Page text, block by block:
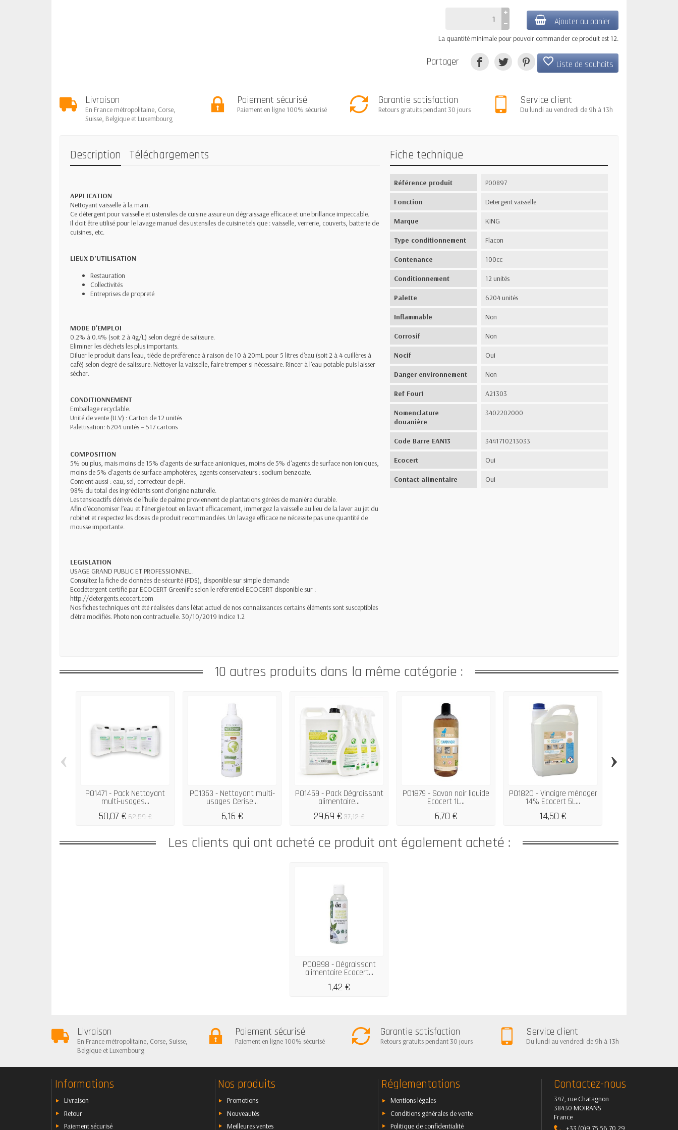
Ajouter au panier
La quantité minimale pour pouvoir commander ce produit est 12.
favorite_border Liste de souhaits
Partager
Livraison
En France métropolitaine, Corse,
Suisse, Belgique et Luxembourg
Paiement sécurisé
Paiement en ligne 100% sécurisé
Garantie satisfaction
Retours gratuits pendant 30 jours
Service client
Du lundi au vendredi de 9h à 13h
Description Téléchargements
APPLICATION
Nettoyant vaisselle à la main.
Ce détergent pour vaisselle et ustensiles de cuisine assure un dégraissage efficace et une brillance impeccable.
Il doit être utilisé pour le lavage manuel des ustensiles de cuisine tels que : vaisselle, verrerie, couverts, batterie de
cuisines, etc.
LIEUX D’UTILISATION
Restauration
Collectivités
Entreprises de propreté
MODE D'EMPLOI
0.2% à 0.4% (soit 2 à 4g/L) selon degré de salissure.
Eliminer les déchets les plus importants.
Diluer le produit dans l'eau, tiède de préférence à raison de 10 à 20mL pour 5 litres d'eau (soit 2 à 4 cuillères à
café) selon degré de salissure. Nettoyer la vaisselle, faire tremper si nécessaire. Rincer à l’eau potable puis laisser
sécher.
CONDITIONNEMENT
Emballage recyclable.
Unité de vente (U.V) : Carton de 12 unités
Palettisation: 6204 unités – 517 cartons
COMPOSITION
5% ou plus, mais moins de 15% d'agents de surface anioniques, moins de 5% d'agents de surface non ioniques,
moins de 5% d'agents de surface amphotères, agents conservateurs : sodium benzoate.
Contient aussi : eau, sel, correcteur de pH.
98% du total des ingrédients sont d’origine naturelle.
Les tensioactifs dérivés de l’huile de palme proviennent de plantations gérées de manière durable.
Afin d’économiser l’eau et l’énergie tout en lavant efficacement, immergez la vaisselle au lieu de la laver au jet du
robinet et respectez les doses de produit recommandées. Un lavage efficace ne nécessite pas une quantité de
mousse importante.
LEGISLATION
USAGE GRAND PUBLIC ET PROFESSIONNEL.
Consultez la fiche de données de sécurité (FDS), disponible sur simple demande
Ecodétergent certifié par ECOCERT Greenlife selon le référentiel ECOCERT disponible sur :
http://detergents.ecocert.com
Nos fiches techniques ont été réalisées dans l'état actuel de nos connaissances certains éléments sont susceptibles
d'être modifiés. Photo non contractuelle. 30/10/2019 Indice 1.2
Fiche technique
Référence produit P00897
Fonction Detergent vaisselle
Marque KING
Type conditionnement Flacon
Contenance 100cc
Conditionnement 12 unités
Palette 6204 unités
Inflammable Non
Corrosif Non
Nocif Oui
Danger environnement Non
Ref Four1 A21303
Nomenclature
douanière
3402202000
Code Barre EAN13 3441710213033
Ecocert Oui
Contact alimentaire Oui
10 autres produits dans la même catégorie :
P01471 - Pack Nettoyant
multi-usages...
50,07 €62,59 €
P01363 - Nettoyant multi-
usages Cerise...
6,16 €
P01459 - Pack Dégraissant
alimentaire...
29,69 €37,12 €
P01879 - Savon noir liquide
Ecocert 1L...
6,70 €
P01820 - Vinaigre ménager
14% Ecocert 5L...
14,50 €
‹ ›
Les clients qui ont acheté ce produit ont également acheté :
P00898 - Dégraissant
alimentaire Ecocert...
1,42 €
Livraison
En France métropolitaine, Corse, Suisse,
Belgique et Luxembourg
Paiement sécurisé
Paiement en ligne 100% sécurisé
Garantie satisfaction
Retours gratuits pendant 30 jours
Service client
Du lundi au vendredi de 9h à 13h
Informations
Livraison
Retour
Paiement sécurisé
Nos produits
Promotions
Nouveautés
Meilleures ventes
Réglementations
Mentions légales
Conditions générales de vente
Politique de confidentialité
Contactez-nous
347, rue Chatagnon
38430 MOIRANS
France
+33 (0)9 75 56 70 29